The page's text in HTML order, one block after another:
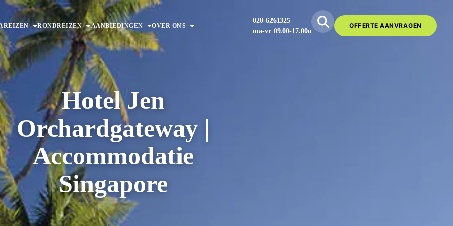
RONDREIZEN AANBIEDINGEN OVER ONS
020-6261325
ma-vr 09.00-17.00u
OFFERTE AANVRAGEN
Hotel Jen
Orchardgateway |
Accommodatie
Singapore